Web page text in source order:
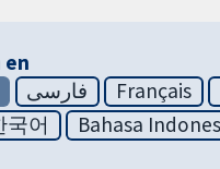
en
فارسی Français
국어 Bahasa